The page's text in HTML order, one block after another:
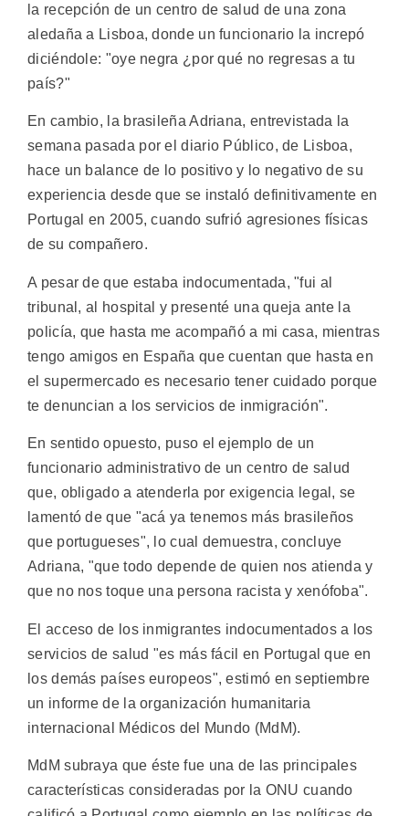
la recepción de un centro de salud de una zona
aledaña a Lisboa, donde un funcionario la increpó
diciéndole: "oye negra ¿por qué no regresas a tu
país?"
En cambio, la brasileña Adriana, entrevistada la
semana pasada por el diario Público, de Lisboa,
hace un balance de lo positivo y lo negativo de su
experiencia desde que se instaló definitivamente en
Portugal en 2005, cuando sufrió agresiones físicas
de su compañero.
A pesar de que estaba indocumentada, "fui al
tribunal, al hospital y presenté una queja ante la
policía, que hasta me acompañó a mi casa, mientras
tengo amigos en España que cuentan que hasta en
el supermercado es necesario tener cuidado porque
te denuncian a los servicios de inmigración".
En sentido opuesto, puso el ejemplo de un
funcionario administrativo de un centro de salud
que, obligado a atenderla por exigencia legal, se
lamentó de que "acá ya tenemos más brasileños
que portugueses", lo cual demuestra, concluye
Adriana, "que todo depende de quien nos atienda y
que no nos toque una persona racista y xenófoba".
El acceso de los inmigrantes indocumentados a los
servicios de salud "es más fácil en Portugal que en
los demás países europeos", estimó en septiembre
un informe de la organización humanitaria
internacional Médicos del Mundo (MdM).
MdM subraya que éste fue una de las principales
características consideradas por la ONU cuando